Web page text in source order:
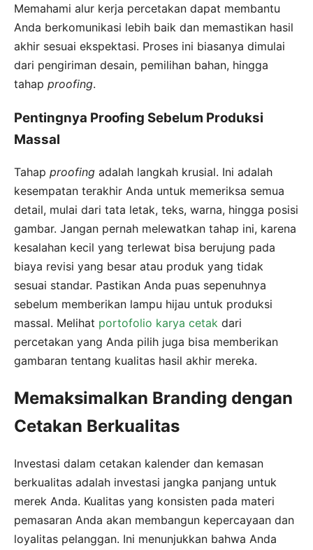
Memahami alur kerja percetakan dapat membantu
Anda berkomunikasi lebih baik dan memastikan hasil
akhir sesuai ekspektasi. Proses ini biasanya dimulai
dari pengiriman desain, pemilihan bahan, hingga
tahap proofing.
Pentingnya Proofing Sebelum Produksi
Massal
Tahap proofing adalah langkah krusial. Ini adalah
kesempatan terakhir Anda untuk memeriksa semua
detail, mulai dari tata letak, teks, warna, hingga posisi
gambar. Jangan pernah melewatkan tahap ini, karena
kesalahan kecil yang terlewat bisa berujung pada
biaya revisi yang besar atau produk yang tidak
sesuai standar. Pastikan Anda puas sepenuhnya
sebelum memberikan lampu hijau untuk produksi
massal. Melihat portofolio karya cetak dari
percetakan yang Anda pilih juga bisa memberikan
gambaran tentang kualitas hasil akhir mereka.
Memaksimalkan Branding dengan
Cetakan Berkualitas
Investasi dalam cetakan kalender dan kemasan
berkualitas adalah investasi jangka panjang untuk
merek Anda. Kualitas yang konsisten pada materi
pemasaran Anda akan membangun kepercayaan dan
loyalitas pelanggan. Ini menunjukkan bahwa Anda